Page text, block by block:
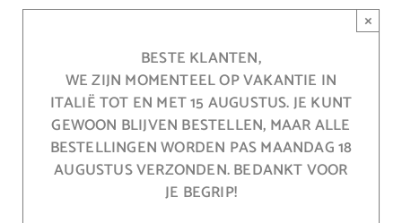
BESTE KLANTEN,
WE ZIJN MOMENTEEL OP VAKANTIE IN
ITALIË TOT EN MET 15 AUGUSTUS. JE KUNT
GEWOON BLIJVEN BESTELLEN, MAAR ALLE
BESTELLINGEN WORDEN PAS MAANDAG 18
AUGUSTUS VERZONDEN. BEDANKT VOOR
JE BEGRIP!
×